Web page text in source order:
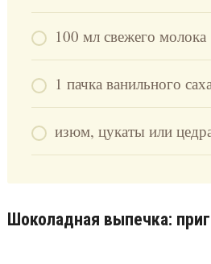
100 мл свежего молока
1 пачка ванильного
изюм, цукаты или
Шоколадная выпечка: